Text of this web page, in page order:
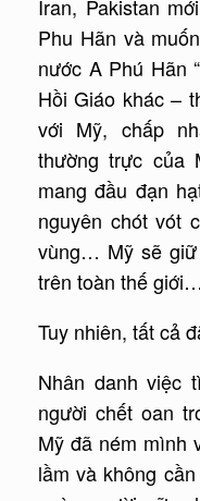
Iran, Pakistan
Phu Hãn và
nước A Phú Hãn
Hồi Giáo khác –
với Mỹ, chấp
thường trực của
mang đầu đạn
nguyên chót vót
vùng… Mỹ sẽ
trên toàn thế giới…
Tuy nhiên, tất cả
Nhân danh việc
người chết oan
Mỹ đã ném mình
lầm và không